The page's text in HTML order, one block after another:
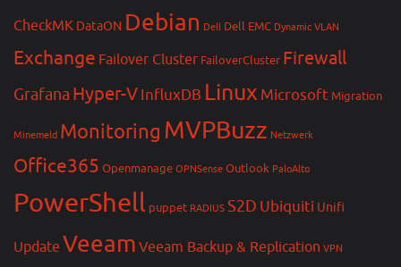
CheckMK DataON Debian Dell Dell EMC Dynamic VLAN
Exchange Failover Cluster FailoverCluster Firewall
Grafana Hyper-VInfluxDB Linux Microsoft Migration
Minemeld Monitoring MVPBuzz Netzwerk
Office365 Openmanage OPNSense Outlook PaloAlto
PowerShell puppet RADIUS S2D Ubiquiti Unifi
Update Veeam Veeam Backup & Replication VPN